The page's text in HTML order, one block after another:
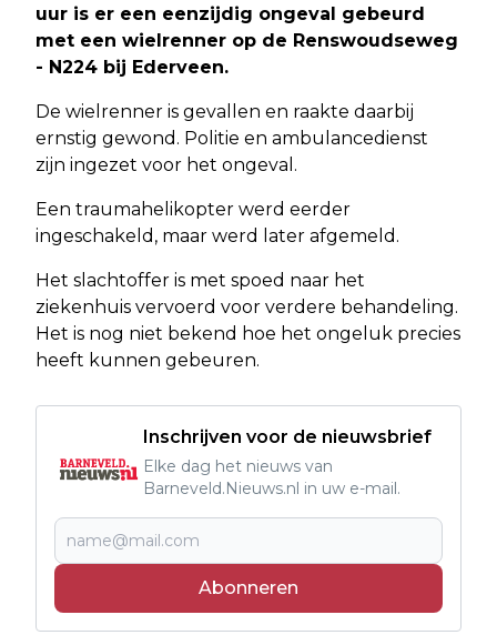
uur is er een eenzijdig ongeval gebeurd
met een wielrenner op de Renswoudseweg
- N224 bij Ederveen.
De wielrenner is gevallen en raakte daarbij
ernstig gewond. Politie en ambulancedienst
zijn ingezet voor het ongeval.
Een traumahelikopter werd eerder
ingeschakeld, maar werd later afgemeld.
Het slachtoffer is met spoed naar het
ziekenhuis vervoerd voor verdere behandeling.
Het is nog niet bekend hoe het ongeluk precies
heeft kunnen gebeuren.
Inschrijven voor de nieuwsbrief
Elke dag het nieuws van
Barneveld.Nieuws.nl in uw e-mail.
Abonneren